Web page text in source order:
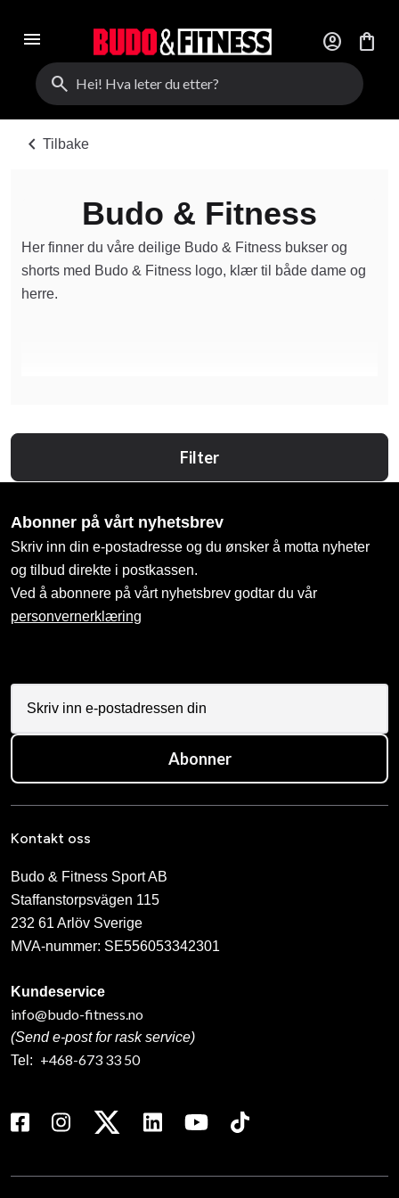
menu account_circle
shopping_bag
search
chevron_left Tilbake
Budo & Fitness
Her finner du våre deilige Budo & Fitness bukser og
shorts med Budo & Fitness logo, klær til både dame og
herre.
Filter
Abonner på vårt nyhetsbrev
Skriv inn din e-postadresse og du ønsker å motta nyheter
og tilbud direkte i postkassen.
Ved å abonnere på vårt nyhetsbrev godtar du vår
personvernerklæring
Abonner
Kontakt oss
Budo & Fitness Sport AB
Staffanstorpsvägen 115
232 61 Arlöv Sverige
MVA-nummer: SE556053342301
Kundeservice
info@budo-fitness.no
(Send e-post for rask service)
Tel: +468-673 33 50